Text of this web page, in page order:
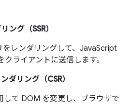
ング（SSR）
をレンダリングして、JavaScript
クライアントに送信します。
ダリング（CSR）
して DOM を変更し、ブラウザで